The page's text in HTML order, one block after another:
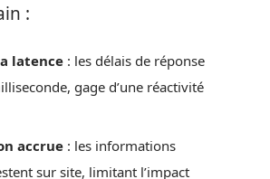
:
latence : les délais de réponse
gage d’une réactivité
accrue : les informations
sur site, limitant l’impact